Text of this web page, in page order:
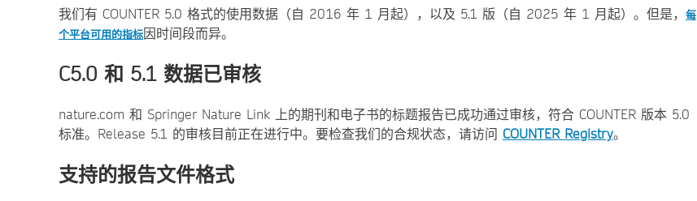
我们有 COUNTER 5.0 格式的使用数据（自 2016 年 1 月起），以及 5.1 版（自 2025 年 1 月起）。但是，
每
个平台可用的指标因时间段而异。
C5.0 和 5.1 数据已审核
nature.com 和 Springer Nature Link 上的期刊和电子书的标题报告已成功通过审核，符合 COUNTER 版本 5.0
标准。Release 5.1 的审核目前正在进行中。要检查我们的合规状态，请访问 COUNTER Registry。
支持的报告文件格式